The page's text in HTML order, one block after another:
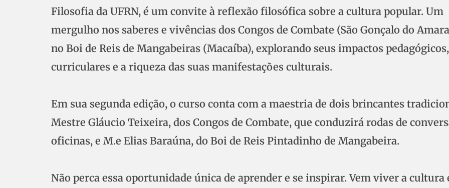
Filosofia da UFRN, é um convite à reflexão filosófica sobre a cultura popular. Um
mergulho nos saberes e vivências dos Congos de Combate (São Gonçalo do
no Boi de Reis de Mangabeiras (Macaíba), explorando seus impactos pedagógicos,
curriculares e a riqueza das suas manifestações culturais.
Em sua segunda edição, o curso conta com a maestria de dois brincantes
Mestre Gláucio Teixeira, dos Congos de Combate, que conduzirá rodas de
oficinas, e M.e Elias Baraúna, do Boi de Reis Pintadinho de Mangabeira.
Não perca essa oportunidade única de aprender e se inspirar. Vem viver a cultura